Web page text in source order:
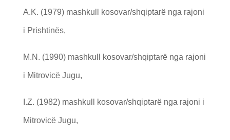
A.K. (1979) mashkull kosovar/shqiptarë nga rajoni
i Prishtinës,
M.N. (1990) mashkull kosovar/shqiptarë nga rajoni
i Mitrovicë Jugu,
I.Z. (1982) mashkull kosovar/shqiptarë nga rajoni i
Mitrovicë Jugu,